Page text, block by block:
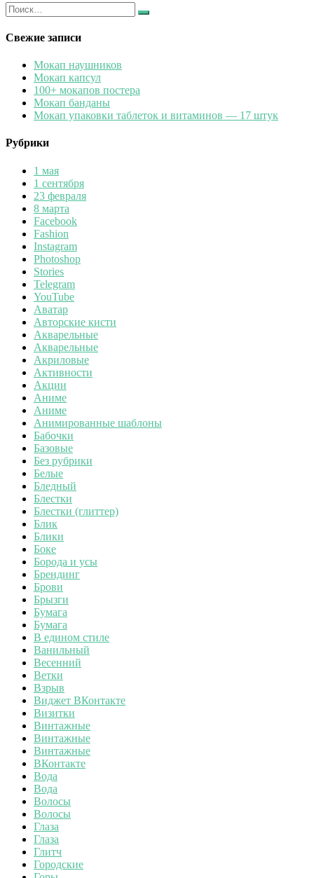
Искать:
Найти
Свежие записи
Мокап наушников
Мокап капсул
100+ мокапов постера
Мокап банданы
Мокап упаковки таблеток и витаминов — 17 штук
Рубрики
1 мая
1 сентября
23 февраля
8 марта
Facebook
Fashion
Instagram
Photoshop
Stories
Telegram
YouTube
Аватар
Авторские кисти
Акварельные
Акварельные
Акриловые
Активности
Акции
Аниме
Аниме
Анимированные шаблоны
Бабочки
Базовые
Без рубрики
Белые
Бледный
Блестки
Блестки (глиттер)
Блик
Блики
Боке
Борода и усы
Брендинг
Брови
Брызги
Бумага
Бумага
В едином стиле
Ванильный
Весенний
Ветки
Взрыв
Виджет ВКонтакте
Визитки
Винтажные
Винтажные
Винтажные
ВКонтакте
Вода
Вода
Волосы
Волосы
Глаза
Глаза
Глитч
Городские